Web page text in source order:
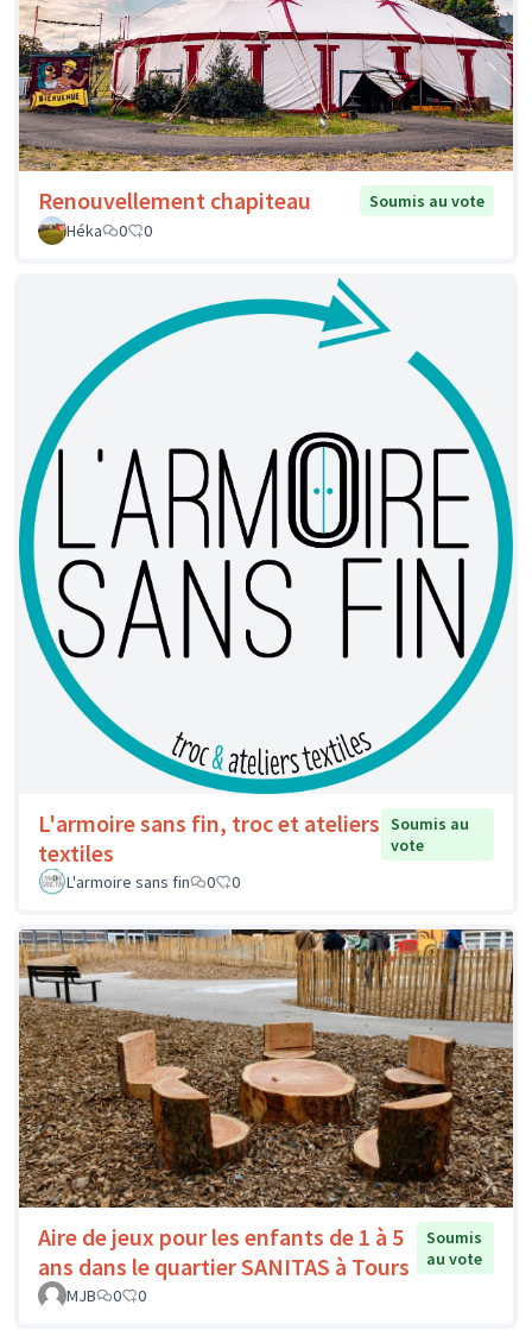
Renouvellement chapiteau
Soumis au vote
Héka
0 0
L'armoire sans fin, troc et ateliers
textiles
Soumis au
vote
L'armoire sans fin
0 0
Aire de jeux pour les enfants de 1 à 5
ans dans le quartier SANITAS à Tours
Soumis
au vote
MJB
0 0